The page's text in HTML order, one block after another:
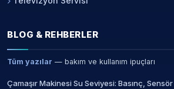
BLOG & REHBERLER
Tüm yazılar — bakım ve kullanım ipuçları
Çamaşır Makinesi Su Seviyesi: Basınç,